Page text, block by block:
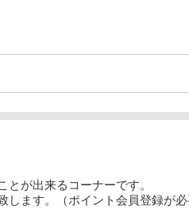
が出来るコーナーです。
ます。（ポイント会員登録が必